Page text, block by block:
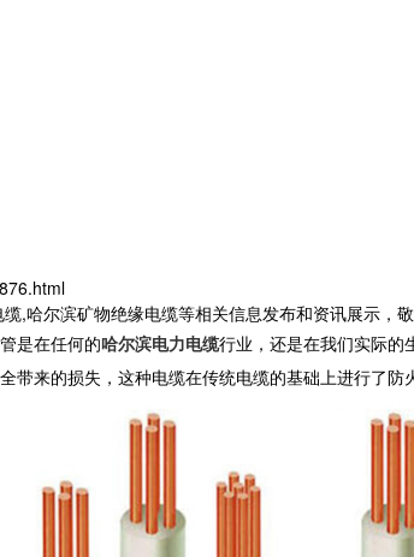
,哈尔滨矿物绝缘电缆等相关信息发布和资讯展示，敬
是在任何的哈尔滨电力电缆行业，还是在我们实际的
来的损失，这种电缆在传统电缆的基础上进行了防